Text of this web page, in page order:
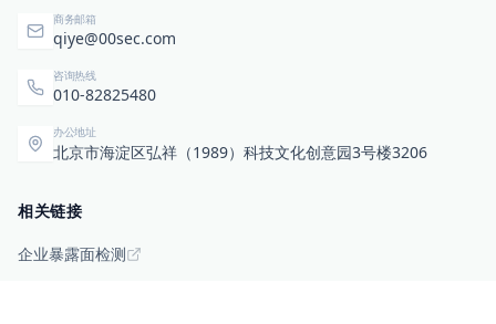
商务邮箱
qiye@00sec.com
咨询热线
010-82825480
办公地址
北京市海淀区弘祥（1989）科技文化创意园3号楼3206
相关链接
企业暴露面检测